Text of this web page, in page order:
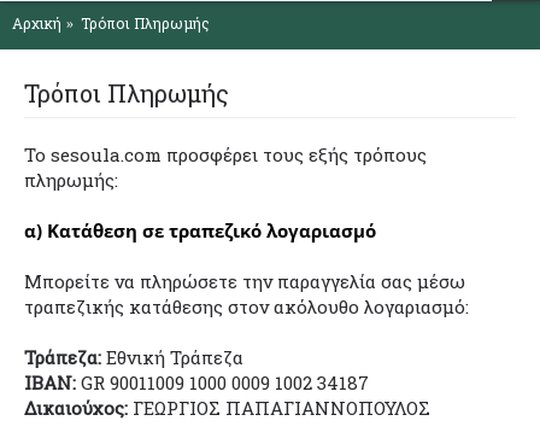
Αρχική Τρόποι Πληρωμής
Τρόποι Πληρωμής
Το sesoula.com προσφέρει τους εξής τρόπους
πληρωμής:
α) Κατάθεση σε τραπεζικό λογαριασμό
Μπορείτε να πληρώσετε την παραγγελία σας μέσω
τραπεζικής κατάθεσης στον ακόλουθο λογαριασμό:
Τράπεζα: Εθνική Τράπεζα
IBAN: GR 90011009 1000 0009 1002 34187
Δικαιούχος: ΓΕΩΡΓΙΟΣ ΠΑΠΑΓΙΑΝΝΟΠΟΥΛΟΣ